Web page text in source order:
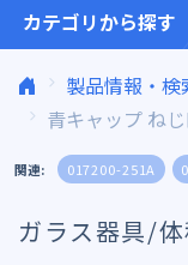
カテゴリから探す
製品情報・検
青キャップ ね
関連: 017200-251A
ガラス器具/